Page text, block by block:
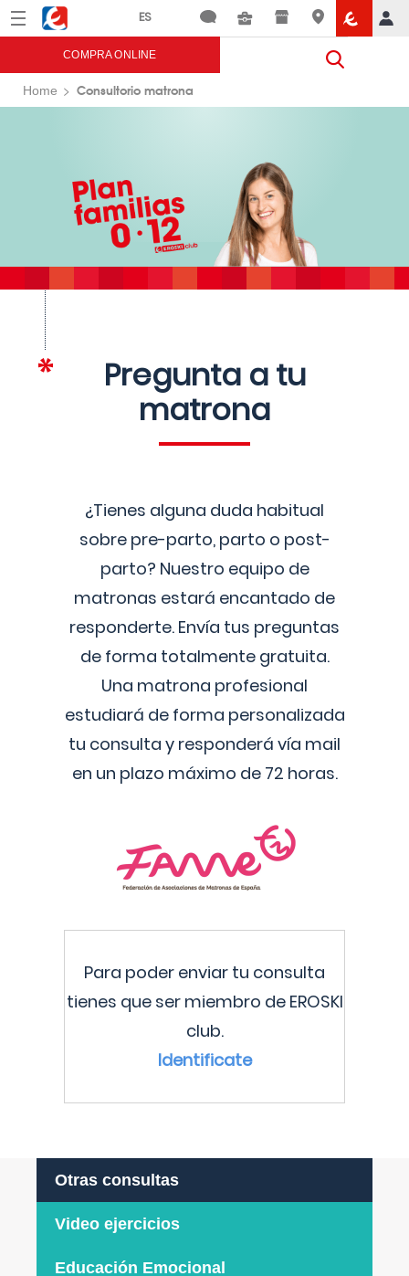
Menú Eroski
COMPRA ONLINE
Home Consultorio matrona
Pregunta a tu
matrona
¿Tienes alguna duda habitual
sobre pre-parto, parto o post-
parto? Nuestro equipo de
matronas estará encantado de
responderte. Envía tus preguntas
de forma totalmente gratuita.
Una matrona profesional
estudiará de forma personalizada
tu consulta y responderá vía mail
en un plazo máximo de 72 horas.
Para poder enviar tu consulta
tienes que ser miembro de EROSKI
club.
Identificate
Otras consultas
Video ejercicios
Educación Emocional